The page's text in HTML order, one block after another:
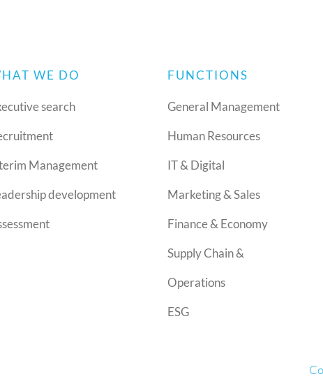
WE DO
search
Management
development
FUNCTIONS
General Management
Human Resources
IT & Digital
Marketing & Sales
Finance & Economy
Supply Chain &
Operations
ESG